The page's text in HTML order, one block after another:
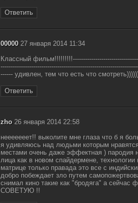
Ответить
0000027 января 2014 11:34
Классный
------ удивлен, тем что есть что
Ответить
zho 26 января 2014 22:58
нееееееет!! выколите мне глаза что б я
я удивляюсь над людьми которым
местами очень даже эффектная )
лица как в новом спайдермене,
матрице только правада это все с
добро побеждает зло путем
снимал кино такие как "бродяга" а
СОВЕТУЮ !!